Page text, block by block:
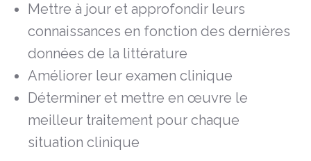
Mettre à jour et approfondir leurs
connaissances en fonction des dernières
données de la littérature
Améliorer leur examen clinique
Déterminer et mettre en œuvre le
meilleur traitement pour chaque
situation clinique